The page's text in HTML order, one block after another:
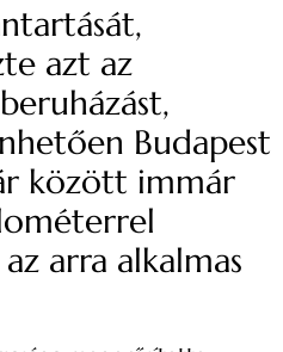
azt az
Budapest
között immár
arra alkalmas